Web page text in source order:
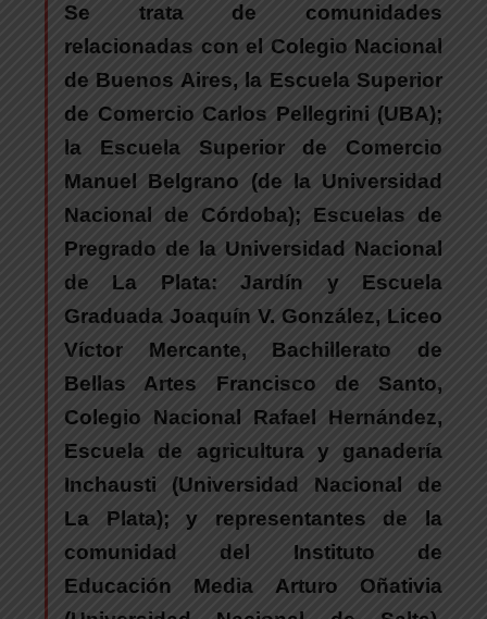
Se trata de comunidades
relacionadas con el Colegio Nacional
de Buenos Aires, la Escuela Superior
de Comercio Carlos Pellegrini (UBA);
la Escuela Superior de Comercio
Manuel Belgrano (de la Universidad
Nacional de Córdoba); Escuelas de
Pregrado de la Universidad Nacional
de La Plata: Jardín y Escuela
Graduada Joaquín V. González, Liceo
Víctor Mercante, Bachillerato de
Bellas Artes Francisco de Santo,
Colegio Nacional Rafael Hernández,
Escuela de agricultura y ganadería
Inchausti (Universidad Nacional de
La Plata); y representantes de la
comunidad del Instituto de
Educación Media Arturo Oñativia